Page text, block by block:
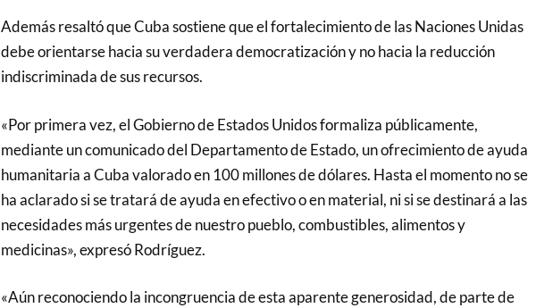
Además resaltó que Cuba sostiene que el fortalecimiento de las Naciones Unidas
debe orientarse hacia su verdadera democratización y no hacia la reducción
indiscriminada de sus recursos.
«Por primera vez, el Gobierno de Estados Unidos formaliza públicamente,
mediante un comunicado del Departamento de Estado, un ofrecimiento de ayuda
humanitaria a Cuba valorado en 100 millones de dólares. Hasta el momento no se
ha aclarado si se tratará de ayuda en efectivo o en material, ni si se destinará a las
necesidades más urgentes de nuestro pueblo, combustibles, alimentos y
medicinas», expresó Rodríguez.
«Aún reconociendo la incongruencia de esta aparente generosidad, de parte de